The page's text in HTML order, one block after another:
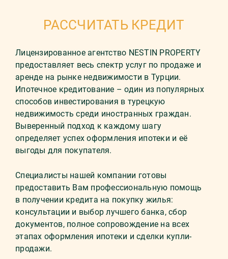
РАССЧИТАТЬ КРЕДИТ
Лицензированное агентство NESTIN PROPERTY
предоставляет весь спектр услуг по продаже и
аренде на рынке недвижимости в Турции.
Ипотечное кредитование – один из популярных
способов инвестирования в турецкую
недвижимость среди иностранных граждан.
Выверенный подход к каждому шагу
определяет успех оформления ипотеки и её
выгоды для покупателя.
Специалисты нашей компании готовы
предоставить Вам профессиональную помощь
в получении кредита на покупку жилья:
консультации и выбор лучшего банка, сбор
документов, полное сопровождение на всех
этапах оформления ипотеки и сделки купли-
продажи.